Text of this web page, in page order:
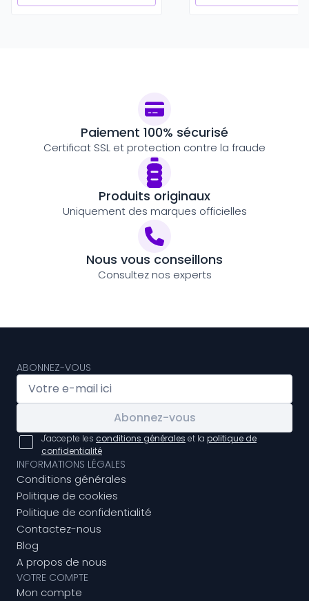
Paiement 100% sécurisé
Certificat SSL et protection contre la fraude
Produits originaux
Uniquement des marques officielles
Nous vous conseillons
Consultez nos experts
ABONNEZ-VOUS
Abonnez-vous
J'accepte les conditions générales et la politique de
confidentialité
INFORMATIONS LÉGALES
Conditions générales
Politique de cookies
Politique de confidentialité
Contactez-nous
Blog
A propos de nous
VOTRE COMPTE
Mon compte